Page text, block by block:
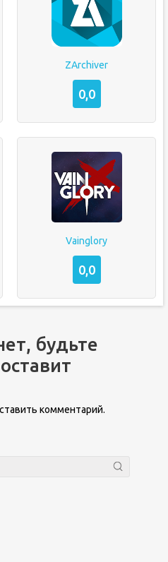
ZArchiver
0,0
Vainglory
0,0
будьте
комментарий.